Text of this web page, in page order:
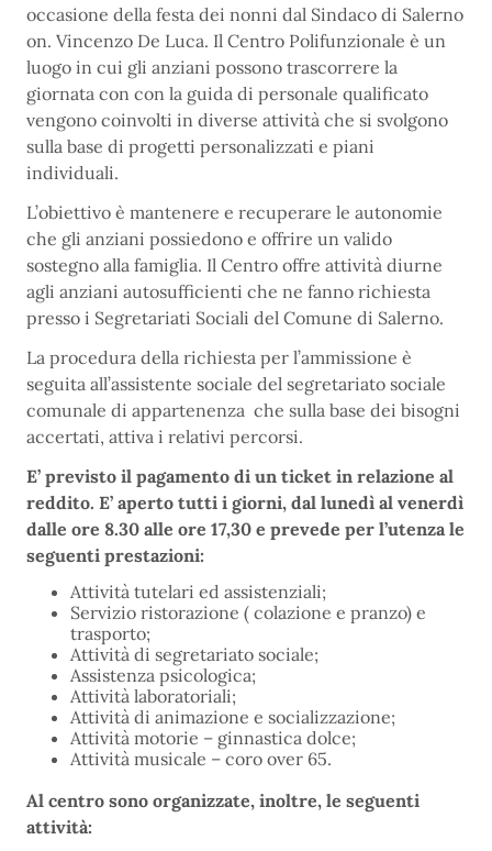
occasione della festa dei nonni dal Sindaco di Salerno
on. Vincenzo De Luca. Il Centro Polifunzionale è un
luogo in cui gli anziani possono trascorrere la
giornata con con la guida di personale qualificato
vengono coinvolti in diverse attività che si svolgono
sulla base di progetti personalizzati e piani
individuali.
L’obiettivo è mantenere e recuperare le autonomie
che gli anziani possiedono e offrire un valido
sostegno alla famiglia. Il Centro offre attività diurne
agli anziani autosufficienti che ne fanno richiesta
presso i Segretariati Sociali del Comune di Salerno.
La procedura della richiesta per l’ammissione è
seguita all’assistente sociale del segretariato sociale
comunale di appartenenza che sulla base dei bisogni
accertati, attiva i relativi percorsi.
E’ previsto il pagamento di un ticket in relazione al
reddito. E’ aperto tutti i giorni, dal lunedì al venerdì
dalle ore 8.30 alle ore 17,30 e prevede per l’utenza le
seguenti prestazioni:
Attività tutelari ed assistenziali;
Servizio ristorazione ( colazione e pranzo) e
trasporto;
Attività di segretariato sociale;
Assistenza psicologica;
Attività laboratoriali;
Attività di animazione e socializzazione;
Attività motorie – ginnastica dolce;
Attività musicale – coro over 65.
Al centro sono organizzate, inoltre, le seguenti
attività: